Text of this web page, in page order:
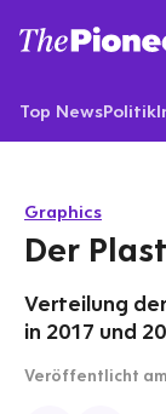
Top NewsPolitik
Graphics
Der
Verteilung
in 2017 und
Veröffentlicht